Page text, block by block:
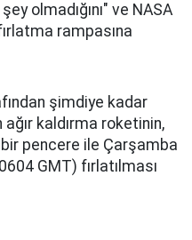
olmadığını" ve NASA
rampasına
şimdiye kadar
kaldırma roketinin,
pencere ile Çarşamba
GMT) fırlatılması